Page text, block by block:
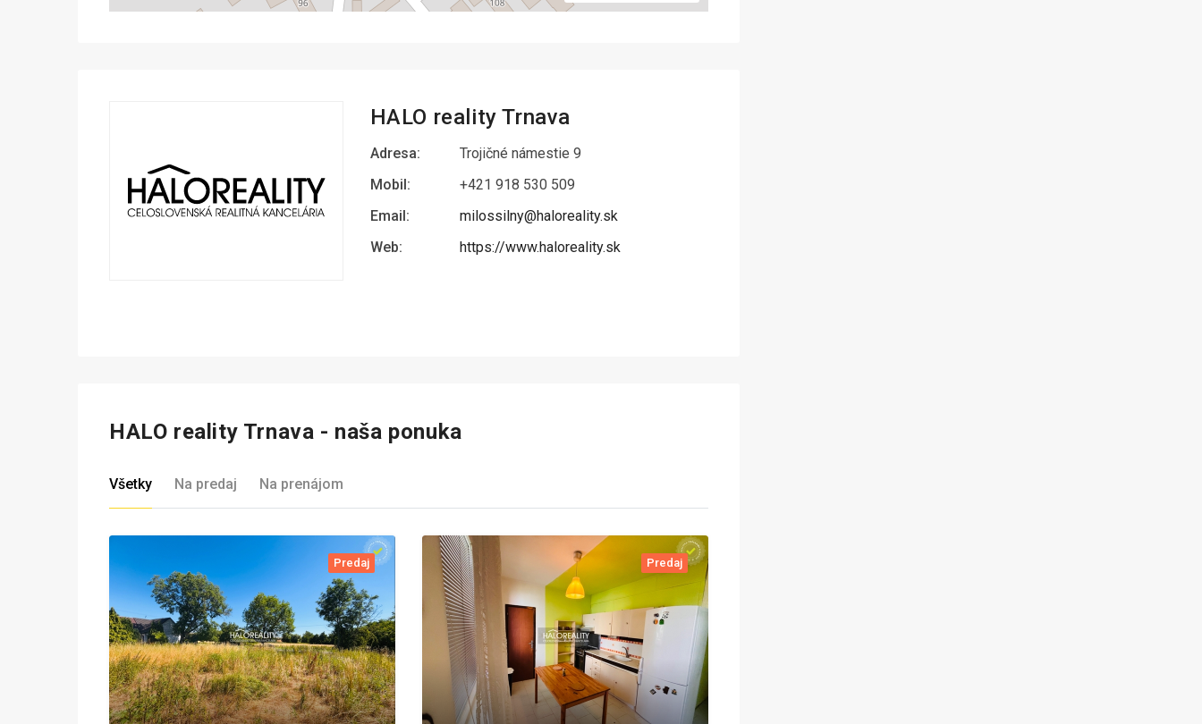
HALO reality Trnava
Adresa:
Trojičné námestie 9
Mobil:
+421 918 530 509
Email:
milossilny@haloreality.sk
Web:
https://www.haloreality.sk
HALO reality Trnava - naša ponuka
Všetky Na predaj Na prenájom
Predaj Predaj